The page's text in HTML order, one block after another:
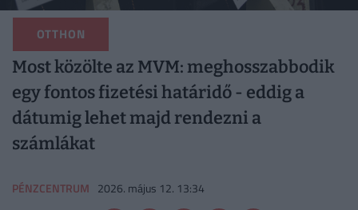
OTTHON
Most közölte az MVM: meghosszabbodik
egy fontos fizetési határidő - eddig a
dátumig lehet majd rendezni a
számlákat
PÉNZCENTRUM 2026. május 12. 13:34